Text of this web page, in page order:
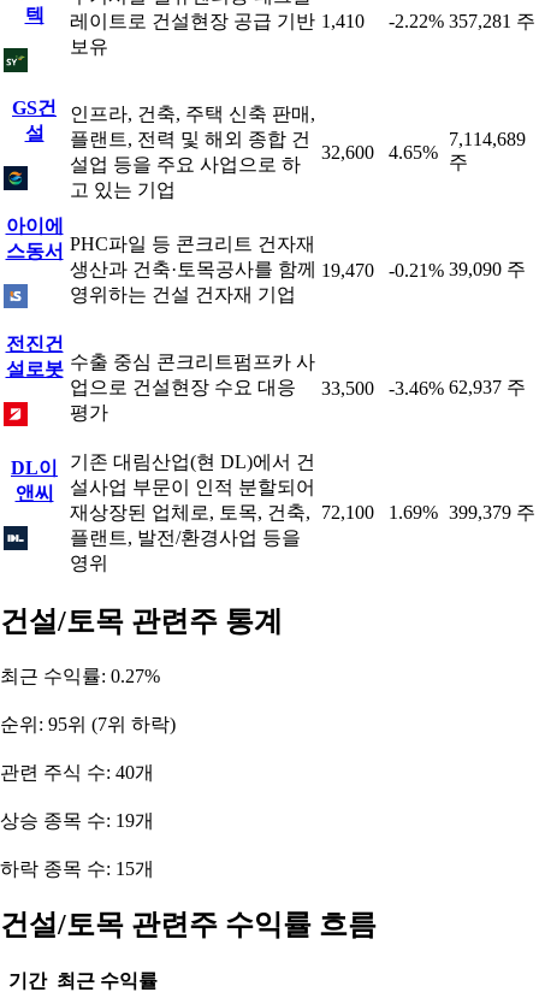
텍
레이트로 건설현장 공급 기반
보유
1,410 -2.22% 357,281 주
GS건
설
인프라, 건축, 주택 신축 판매,
플랜트, 전력 및 해외 종합 건
설업 등을 주요 사업으로 하
고 있는 기업
32,600 4.65%
7,114,689
주
아이에
스동서 PHC파일 등 콘크리트 건자재
생산과 건축·토목공사를 함께
영위하는 건설 건자재 기업
19,470 -0.21% 39,090 주
전진건
설로봇 수출 중심 콘크리트펌프카 사
업으로 건설현장 수요 대응
평가
33,500 -3.46% 62,937 주
DL이
앤씨
기존 대림산업(현 DL)에서 건
설사업 부문이 인적 분할되어
재상장된 업체로, 토목, 건축,
플랜트, 발전/환경사업 등을
영위
72,100 1.69% 399,379 주
건설/토목 관련주 통계
최근 수익률: 0.27%
순위: 95위 (7위 하락)
관련 주식 수: 40개
상승 종목 수: 19개
하락 종목 수: 15개
건설/토목 관련주 수익률 흐름
기간 최근 수익률